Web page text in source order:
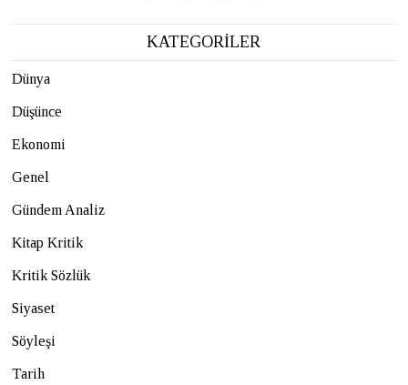
KATEGORİLER
Dünya
Düşünce
Ekonomi
Genel
Gündem Analiz
Kitap Kritik
Kritik Sözlük
Siyaset
Söyleşi
Tarih